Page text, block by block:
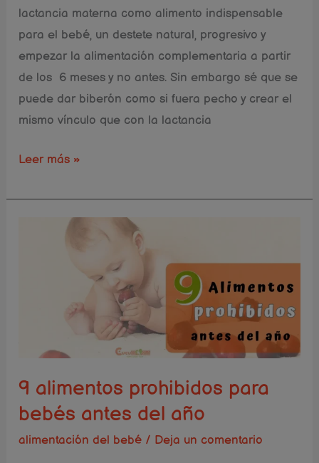
lactancia materna como alimento indispensable
para el bebé, un destete natural, progresivo y
empezar la alimentación complementaria a partir
de los 6 meses y no antes. Sin embargo sé que se
puede dar biberón como si fuera pecho y crear el
mismo vínculo que con la lactancia
Leer más »
9 alimentos prohibidos para
bebés antes del año
alimentación del bebé / Deja un comentario
año